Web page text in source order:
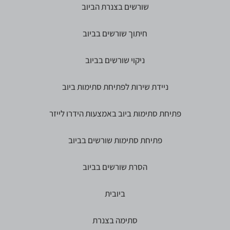
שורשים בצנרת הביוב
חיתוך שורשים בביוב
ניקוי שורשים בביוב
ניידת שירות לפתיחת סתימות ביוב
פתיחת סתימות ביוב באמצעות הידרו לייזר
פתיחת סתימות שורשים בביוב
הסרת שורשים בביוב
ביובית
סתימה בצנרת